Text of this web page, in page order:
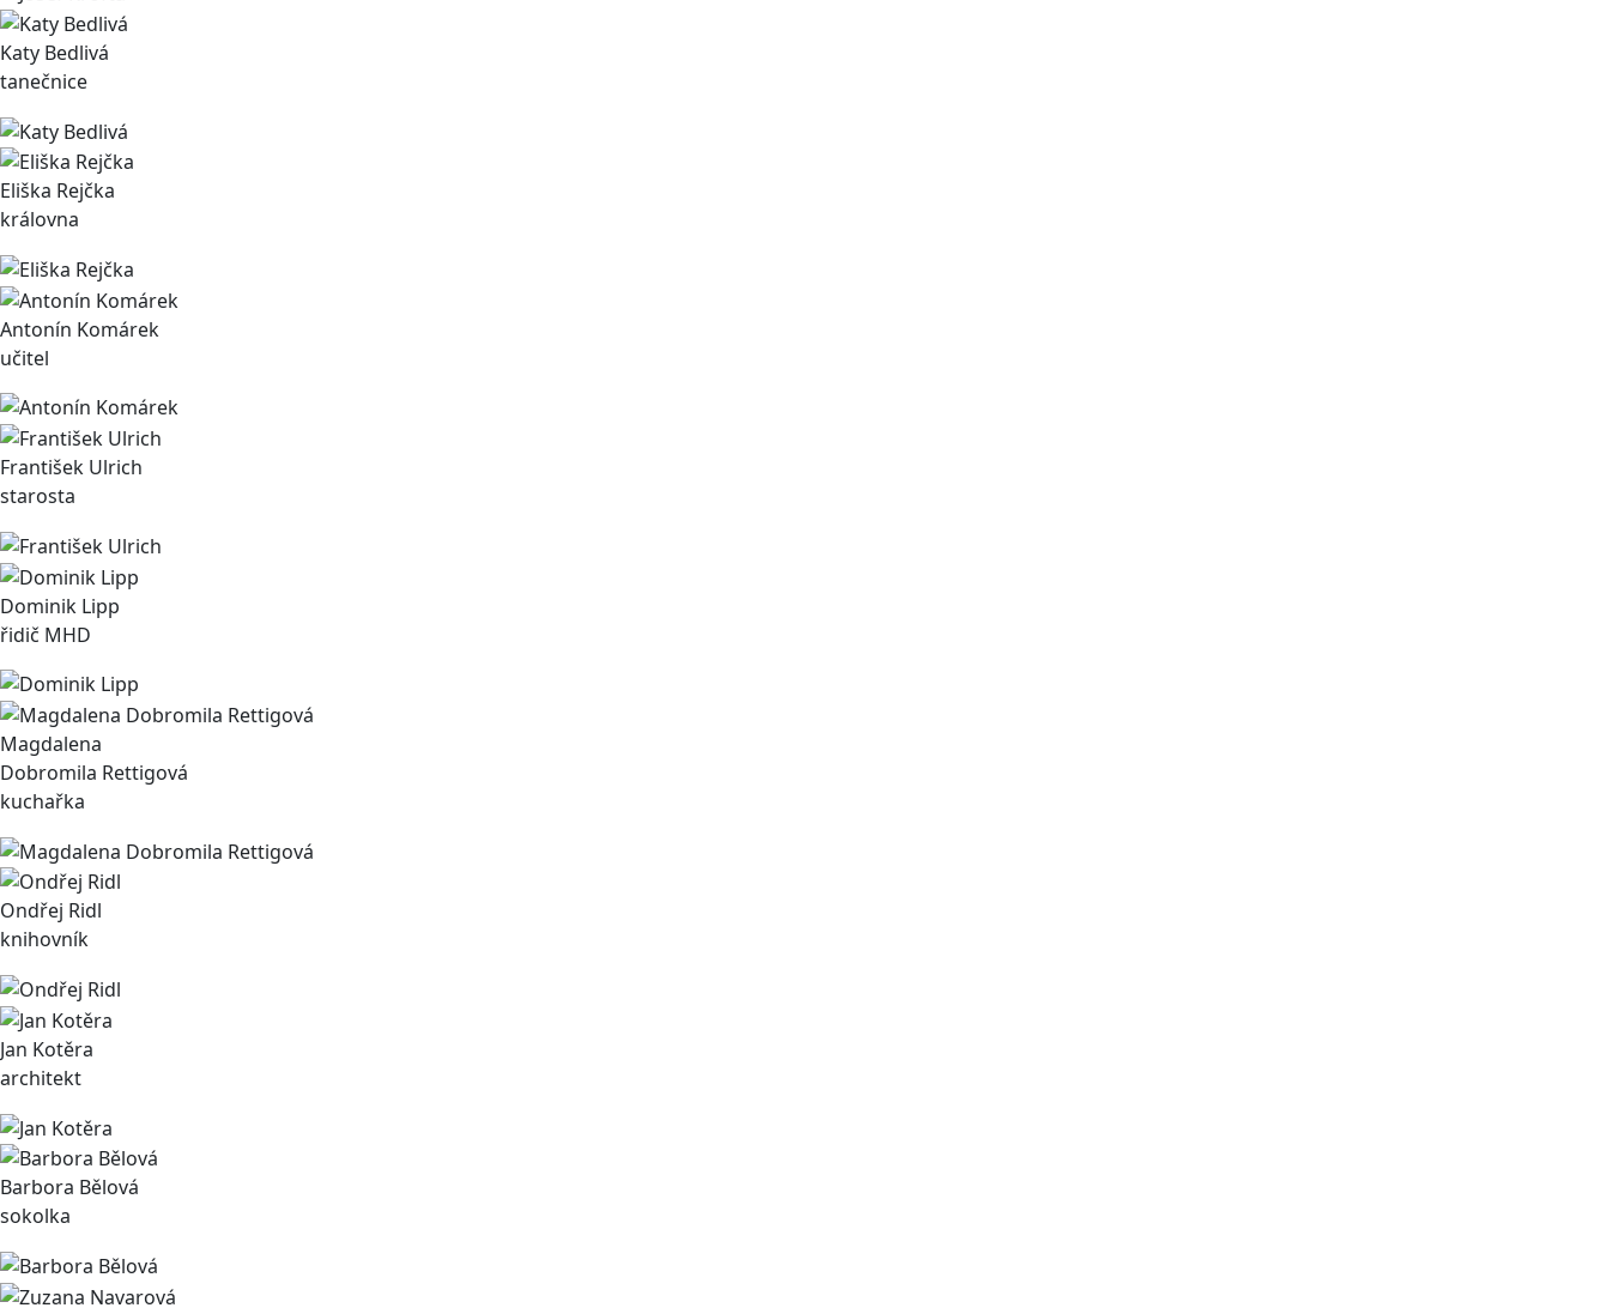
Katy Bedlivá
tanečnice
Eliška Rejčka
královna
Antonín Komárek
učitel
František Ulrich
starosta
Dominik Lipp
řidič MHD
Magdalena
Dobromila Rettigová
kuchařka
Ondřej Ridl
knihovník
Jan Kotěra
architekt
Barbora Bělová
sokolka